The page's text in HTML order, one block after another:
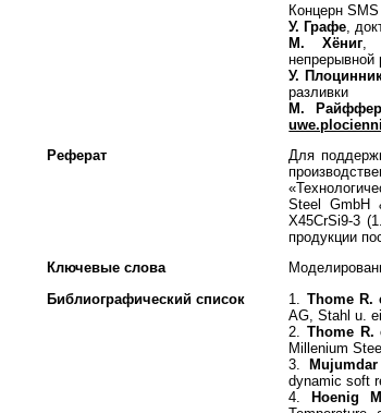
Концерн
У. Графе ,
М. Хёниг,
непрерывной
У.
разливки
М.
Реферат
Для
Steel GmbH
X45CrSi9-3
продукции
Ключевые слова
Библиографический список
1. Thome R.
AG, Stahl u.
2. Thome R.
Millenium
3.
dynamic soft
4.Hoenig